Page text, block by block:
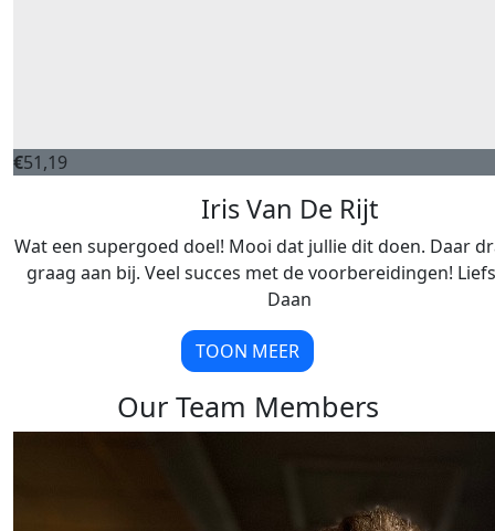
€51,19
Iris Van De Rijt
Wat een supergoed doel! Mooi dat jullie dit doen. Daar
graag aan bij. Veel succes met de voorbereidingen!
Daan
TOON MEER
Our Team Members